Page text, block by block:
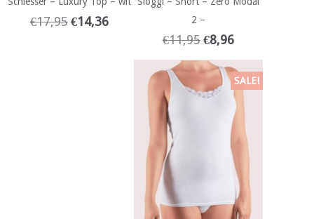
€17,95 €14,36
2 –
€11,95 €8,96
SALE!